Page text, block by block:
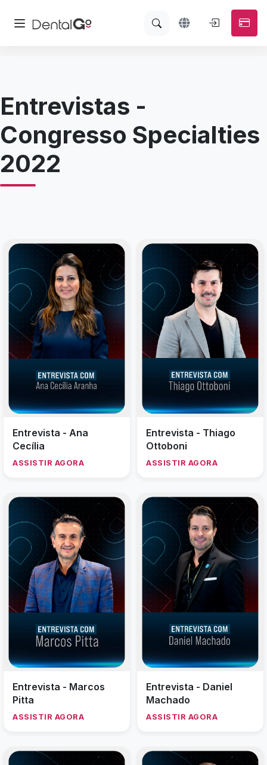
Entrevistas -
Congresso Specialties
2022
Entrevista - Ana
Cecília
ASSISTIR AGORA
Entrevista - Thiago
Ottoboni
ASSISTIR AGORA
Entrevista - Marcos
Pitta
ASSISTIR AGORA
Entrevista - Daniel
Machado
ASSISTIR AGORA